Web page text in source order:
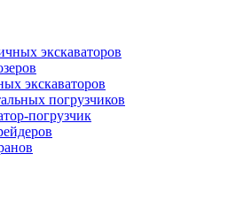
экскаваторов
экскаваторов
погрузчиков
погрузчик